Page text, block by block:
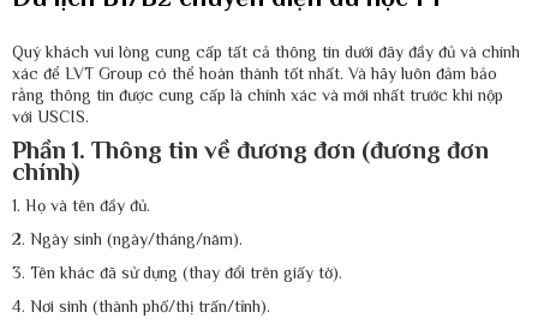
Quý khách vui lòng cung cấp tất cả thông tin dưới đây đầy đủ và chính
xác để LVT Group có thể hoàn thành tốt nhất. Và hãy luôn đảm bảo
rằng thông tin được cung cấp là chính xác và mới nhất trước khi nộp
với USCIS.
Phần 1. Thông tin về đương đơn (đương đơn
chính)
1. Họ và tên đầy đủ.
2. Ngày sinh (ngày/tháng/năm).
3. Tên khác đã sử dụng (thay đổi trên giấy tờ).
4. Nơi sinh (thành phố/thị trấn/tỉnh).